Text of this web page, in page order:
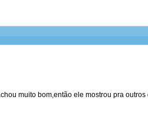
muito bom,então ele mostrou pra outros